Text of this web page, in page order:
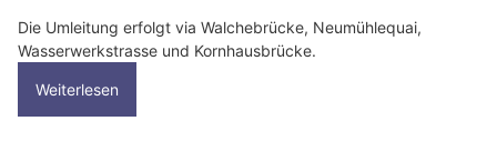
Die Umleitung erfolgt via Walchebrücke, Neumühlequai,
Wasserwerkstrasse und Kornhausbrücke.
Weiterlesen